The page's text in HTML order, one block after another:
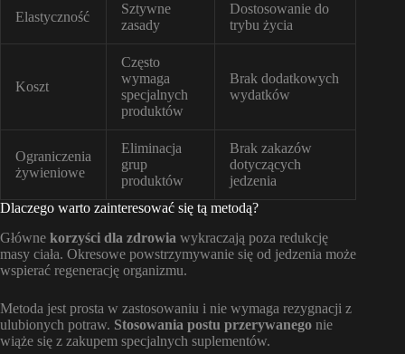
Elastyczność
Sztywne
zasady
Dostosowanie do
trybu życia
Koszt
Często
wymaga
specjalnych
produktów
Brak dodatkowych
wydatków
Ograniczenia
żywieniowe
Eliminacja
grup
produktów
Brak zakazów
dotyczących
jedzenia
Dlaczego warto zainteresować się tą metodą?
Główne korzyści dla zdrowia wykraczają poza redukcję
masy ciała. Okresowe powstrzymywanie się od jedzenia może
wspierać regenerację organizmu.
Metoda jest prosta w zastosowaniu i nie wymaga rezygnacji z
ulubionych potraw. Stosowania postu przerywanego nie
wiąże się z zakupem specjalnych suplementów.